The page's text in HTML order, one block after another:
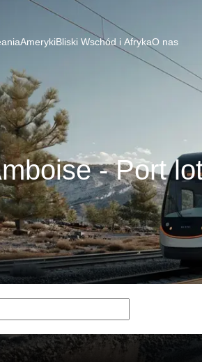
AmerykiBliski Wschód i AfrykaO nas
- Port